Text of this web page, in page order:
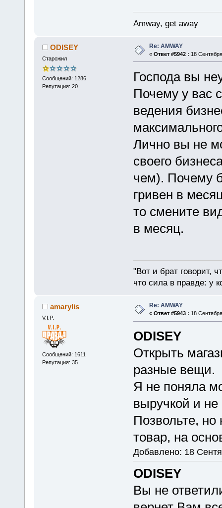
Amway, get away
ODISEY
Старожил
Сообщений: 1286
Репутация: 20
Re: AMWAY
« Ответ #5942 : 18
Господа вы
Почему у вас
ведения
Лично вы не
своего
чем). Почему
гривен в
то смените
в месяц.
"Вот и брат говорит,
что сила в правде: у
amarylis
V.I.P.
Сообщений: 1611
Репутация: 35
Re: AMWAY
« Ответ #5943 : 18
ODISEY
Открыть
разные вещи.
Я не поняла
выручкой и
Позвольте, но
товар, на
Добавлено: 18
ODISEY
Вы не